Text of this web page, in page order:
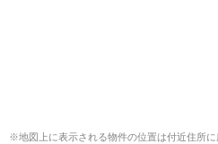
※地図上に表示される物件の位置は付近住所